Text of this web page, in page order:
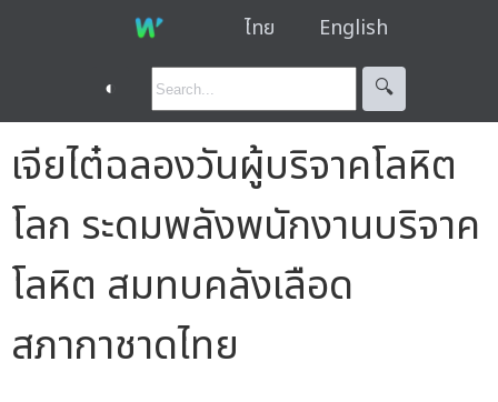
ไทย English
◐ 🔍︎
เจียไต๋ฉลองวันผู้บริจาคโลหิต
โลก ระดมพลังพนักงานบริจาค
โลหิต สมทบคลังเลือด
สภากาชาดไทย